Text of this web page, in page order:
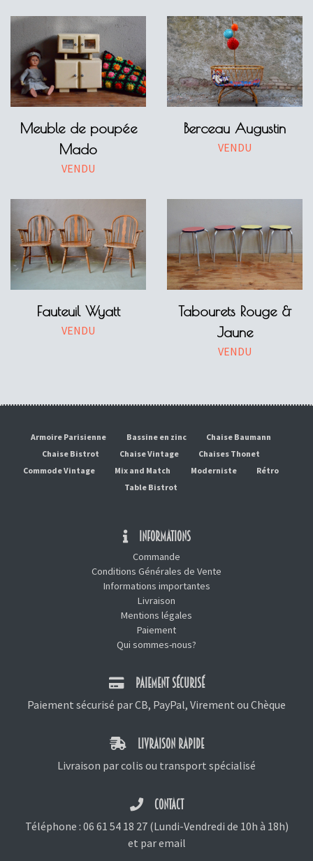
Meuble de poupée
Mado
VENDU
Berceau Augustin
VENDU
Fauteuil Wyatt
VENDU
Tabourets Rouge &
Jaune
VENDU
Armoire Parisienne Bassine en zinc
Chaise Baumann
Chaise Bistrot
Chaise Vintage
Chaises Thonet
Commode Vintage
Mix and Match Moderniste
Rétro
Table Bistrot
INFORMATIONS
Commande
Conditions Générales de Vente
Informations importantes
Livraison
Mentions légales
Paiement
Qui sommes-nous?
PAIEMENT SÉCURISÉ
Paiement sécurisé par CB, PayPal, Virement ou Chèque
LIVRAISON RAPIDE
Livraison par colis ou transport spécialisé
CONTACT
Téléphone : 06 61 54 18 27(Lundi-Vendredi de 10h à 18h)
et par email